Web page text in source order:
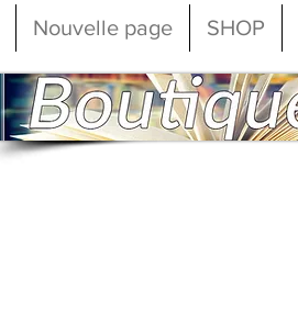
Nouvelle page SHOP